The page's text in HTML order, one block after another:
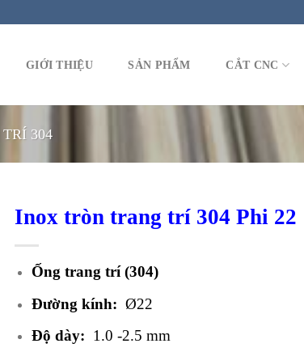
GIỚI THIỆU SẢN PHẨM CẮT CNC
304
Inox tròn trang trí 304 Phi 22
Ống trang trí (304)
Đường kính: Ø22
Độ dày: 1.0 -2.5 mm